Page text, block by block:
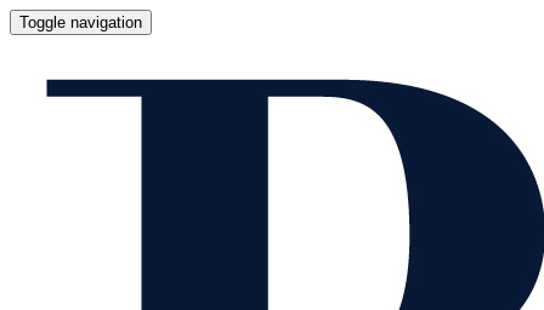
Toggle navigation